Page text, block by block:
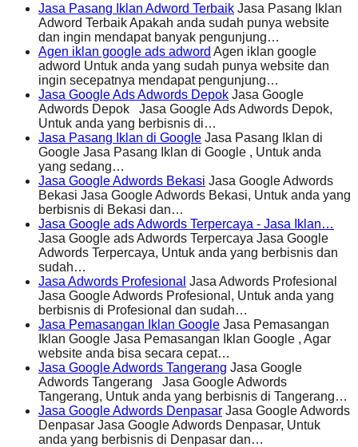
Jasa Pasang Iklan Adword Terbaik Jasa Pasang Iklan
Adword Terbaik Apakah anda sudah punya website
dan ingin mendapat banyak pengunjung…
Agen iklan google ads adword Agen iklan google
adword Untuk anda yang sudah punya website dan
ingin secepatnya mendapat pengunjung…
Jasa Google Ads Adwords Depok Jasa Google
Adwords Depok Jasa Google Ads Adwords Depok,
Untuk anda yang berbisnis di…
Jasa Pasang Iklan di Google Jasa Pasang Iklan di
Google Jasa Pasang Iklan di Google , Untuk anda
yang sedang…
Jasa Google Adwords Bekasi Jasa Google Adwords
Bekasi Jasa Google Adwords Bekasi, Untuk anda yang
berbisnis di Bekasi dan…
Jasa Google ads Adwords Terpercaya - Jasa Iklan…
Jasa Google ads Adwords Terpercaya Jasa Google
Adwords Terpercaya, Untuk anda yang berbisnis dan
sudah…
Jasa Adwords Profesional Jasa Adwords Profesional
Jasa Google Adwords Profesional, Untuk anda yang
berbisnis di Profesional dan sudah…
Jasa Pemasangan Iklan Google Jasa Pemasangan
Iklan Google Jasa Pemasangan Iklan Google , Agar
website anda bisa secara cepat…
Jasa Google Adwords Tangerang Jasa Google
Adwords Tangerang Jasa Google Adwords
Tangerang, Untuk anda yang berbisnis di Tangerang…
Jasa Google Adwords Denpasar Jasa Google Adwords
Denpasar Jasa Google Adwords Denpasar, Untuk
anda yang berbisnis di Denpasar dan…